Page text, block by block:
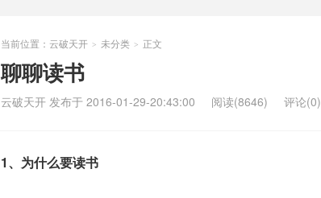
当前位置： 云破天开 > 未分类 > 正文
聊聊读书
云破天开 发布于 2016-01-29-20:43:00 阅读(8646) 评论(0)
1、为什么要读书